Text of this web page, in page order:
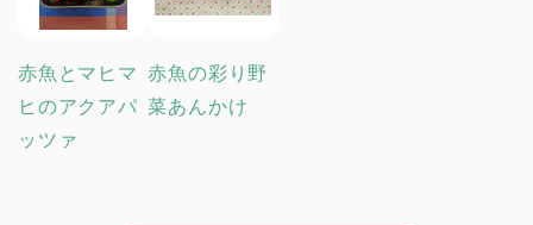
赤魚とマヒマ
ヒのアクアパ
ッツァ
赤魚の彩り野
菜あんかけ